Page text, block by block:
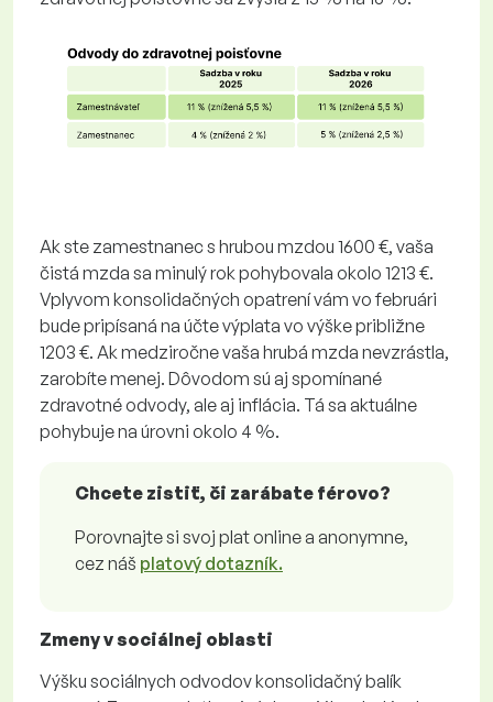
Ak ste zamestnanec s hrubou mzdou 1600 €, vaša
čistá mzda sa minulý rok pohybovala okolo 1213 €.
Vplyvom konsolidačných opatrení vám vo februári
bude pripísaná na účte výplata vo výške približne
1203 €. Ak medziročne vaša hrubá mzda nevzrástla,
zarobíte menej. Dôvodom sú aj spomínané
zdravotné odvody, ale aj inflácia. Tá sa aktuálne
pohybuje na úrovni okolo 4 %.
Chcete zistiť, či zarábate férovo?
Porovnajte si svoj plat online a anonymne,
cez náš platový dotazník.
Zmeny v sociálnej oblasti
Výšku sociálnych odvodov konsolidačný balík